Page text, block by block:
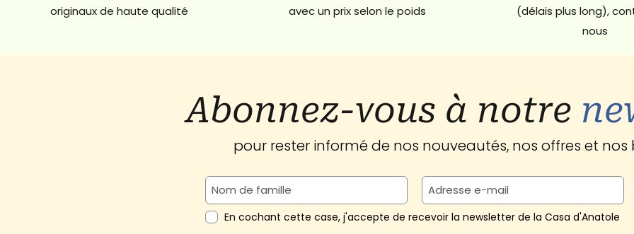
originaux de haute qualité
avec un prix selon le poids
(délais plus long),
nous
Abonnez-vous à notre
pour rester informé de nos nouveautés, nos offres et nos
En cochant cette case, j'accepte de recevoir la newsletter de la Casa d'Anatole